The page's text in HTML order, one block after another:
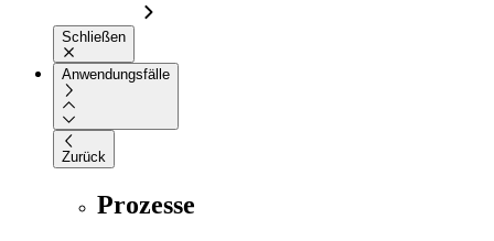
Schließen
Anwendungsfälle
Zurück
Prozesse